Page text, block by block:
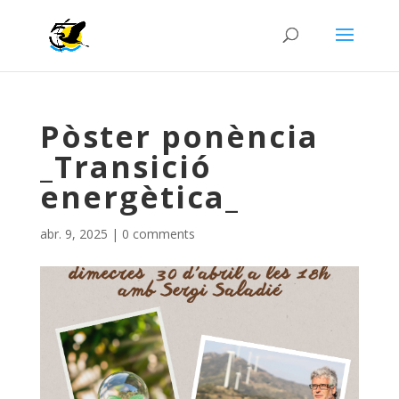
Pòster ponència
_Transició
energètica_
abr. 9, 2025 | 0 comments